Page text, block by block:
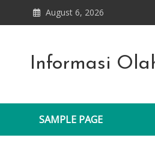
August 6, 2026
Informasi
SAMPLE PAGE